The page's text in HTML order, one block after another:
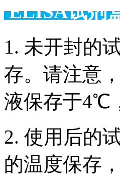
ELISA试
1. 未开封的
存。请注意
液保存于4℃
2. 使用后的
的温度保存